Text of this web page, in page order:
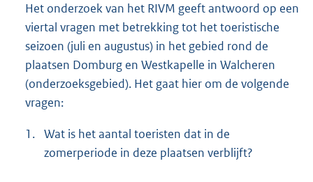
Het onderzoek van het RIVM geeft antwoord op een
viertal vragen met betrekking tot het toeristische
seizoen (juli en augustus) in het gebied rond de
plaatsen Domburg en Westkapelle in Walcheren
(onderzoeksgebied). Het gaat hier om de volgende
vragen:
1. Wat is het aantal toeristen dat in de
zomerperiode in deze plaatsen verblijft?